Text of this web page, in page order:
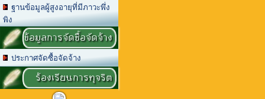
ฐานข้อมูลผู้สูงอายุที่มีภาวะพึ่ง
พิง
ข้อมูลการจัดซื้อจัดจ้าง
ประกาศจัดซื้อจัดจ้าง
ร้องเรียนการทุจริต